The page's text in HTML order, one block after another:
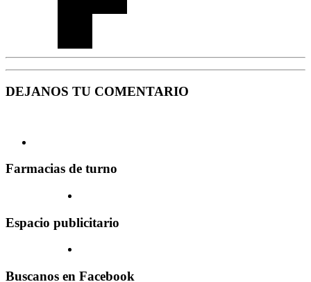
DEJANOS TU COMENTARIO
Farmacias de turno
Espacio publicitario
Buscanos en Facebook